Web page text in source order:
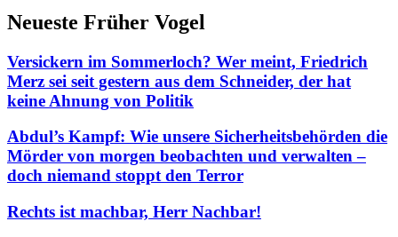
Neueste Früher Vogel
Versickern im Sommerloch? Wer meint, Friedrich
Merz sei seit gestern aus dem Schneider, der hat
keine Ahnung von Politik
Abdul’s Kampf: Wie unsere Sicherheitsbehörden die
Mörder von morgen beobachten und verwalten –
doch niemand stoppt den Terror
Rechts ist machbar, Herr Nachbar!